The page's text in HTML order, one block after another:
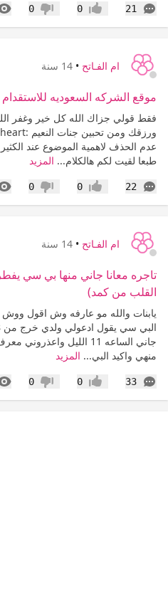
21
التعليقات إعجاب0 عدم إعجاب
0
ام الفـاتح • 14 سنة
موقع الشركه السعوديه للاستقدام
فقط قولي جزاك الله كل خير وغفر
عدم الحذف لاهمية الموضوع عند
طبعا لقيت لكم هالكلام... المزيد
22
التعليقات إعجاب0 عدم إعجاب
0
ام الفـاتح • 14 سنة
تاجره معانا جاني منها بي سي
القلب من كمد)
يابنات والله مو عارفه وش اقول
جاني الساعه 11 الليل
منهي واكيد البي... المزيد
33
التعليقات إعجاب0 عدم إعجاب
0